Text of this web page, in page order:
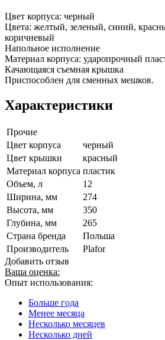
Цвет корпуса: черный
Цвета: желтый, зеленый, синий,
коричневый
Напольное исполнение
Материал корпуса: ударопрочный
Качающаяся съемная крышка
Приспособлен для сменных мешков.
Характеристики
Прочие
Цвет корпуса
черный
Цвет крышки
красный
Материал корпуса пластик
Объем, л
12
Ширина, мм
274
Высота, мм
350
Глубина, мм
265
Страна бренда
Польша
Производитель
Plafor
Добавить отзыв
Ваша оценка:
Опыт использования:
Больше года
Менее месяца
Несколько месяцев
Несколько дней